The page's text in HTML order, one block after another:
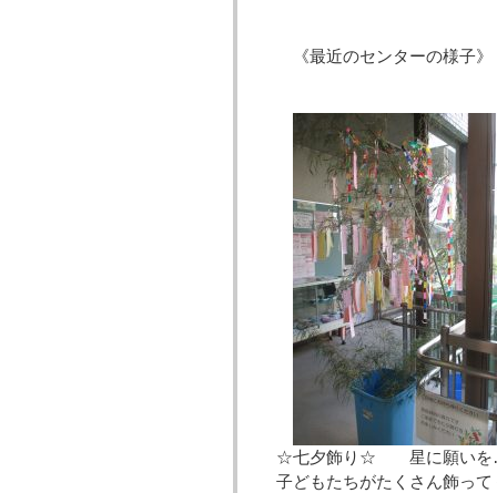
《最近のセンターの様子》
☆七夕飾り☆ 星に願いを…
子どもたちがたくさん飾っ